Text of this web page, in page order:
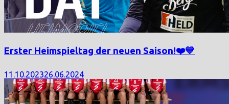
Erster Heimspieltag der neuen Saison!❤️💙
11.10.202326.06.2024